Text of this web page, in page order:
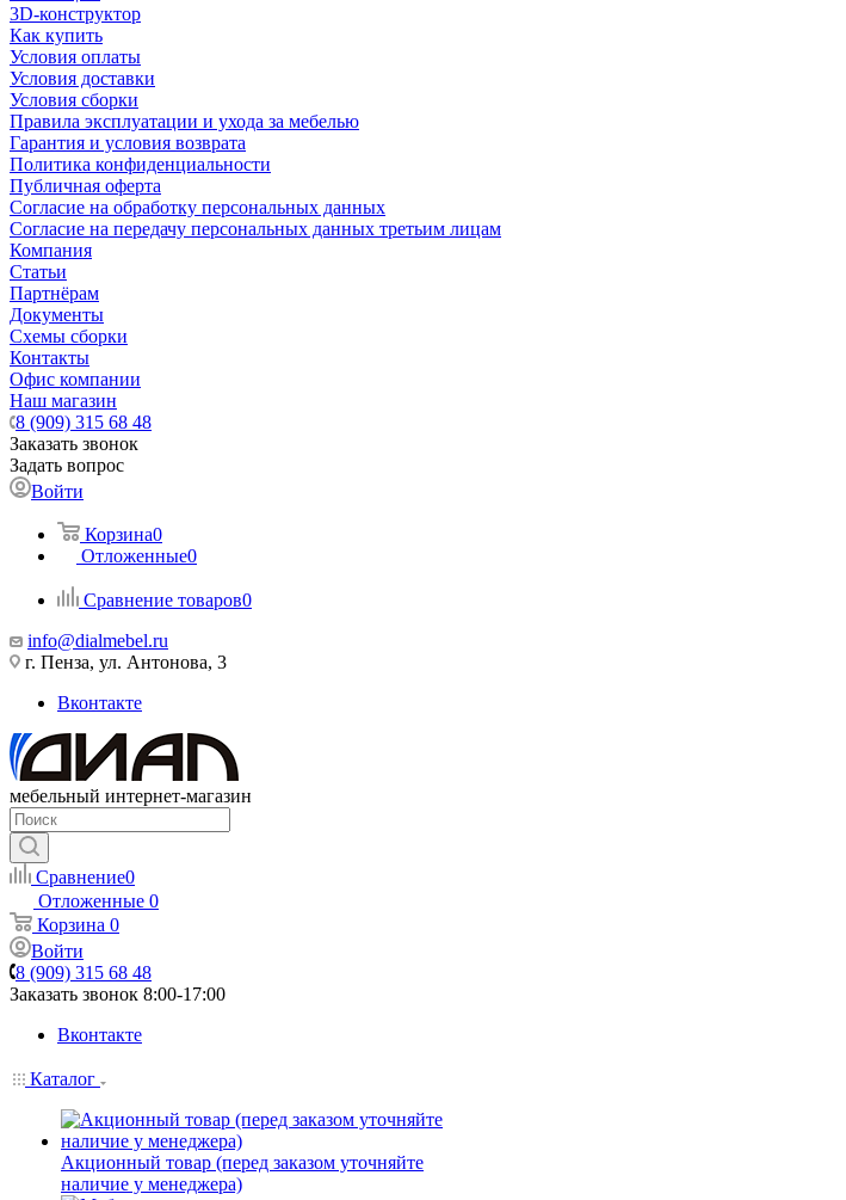
3D-конструктор
Как купить
Условия оплаты
Условия доставки
Условия сборки
Правила эксплуатации и ухода за мебелью
Гарантия и условия возврата
Политика конфиденциальности
Публичная оферта
Согласие на обработку персональных данных
Согласие на передачу персональных данных третьим лицам
Компания
Статьи
Партнёрам
Документы
Схемы сборки
Контакты
Офис компании
Наш магазин
8 (909) 315 68 48
Заказать звонок
Задать вопрос
Войти
Корзина0
Отложенные0
Сравнение товаров0
info@dialmebel.ru
г. Пенза, ул. Антонова, 3
Вконтакте
мебельный интернет-магазин
Сравнение0
Отложенные 0
Корзина 0
Войти
8 (909) 315 68 48
Заказать звонок 8:00-17:00
Вконтакте
Каталог
Акционный товар (перед заказом уточняйте
наличие у менеджера)